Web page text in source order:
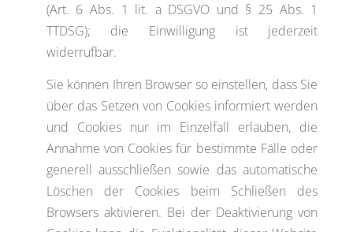
(Art. 6 Abs. 1 lit. a DSGVO und § 25 Abs. 1
TTDSG); die Einwilligung ist jederzeit
widerrufbar.
Sie können Ihren Browser so einstellen, dass Sie
über das Setzen von Cookies informiert werden
und Cookies nur im Einzelfall erlauben, die
Annahme von Cookies für bestimmte Fälle oder
generell ausschließen sowie das automatische
Löschen der Cookies beim Schließen des
Browsers aktivieren. Bei der Deaktivierung von